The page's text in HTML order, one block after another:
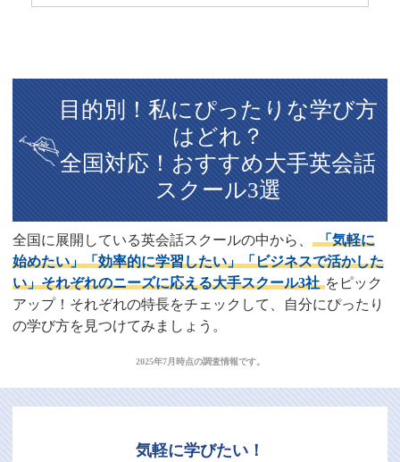
目的別！私にぴったりな学び方
はどれ？
全国対応！おすすめ大手英会話
スクール3選
全国に展開している英会話スクールの中から、 「気軽に
始めたい」「効率的に学習したい」「ビジネスで活かした
い」それぞれのニーズに応える大手スクール3社 をピック
アップ！それぞれの特長をチェックして、自分にぴったり
の学び方を見つけてみましょう。
2025年7月時点の調査情報です。
気軽に学びたい！